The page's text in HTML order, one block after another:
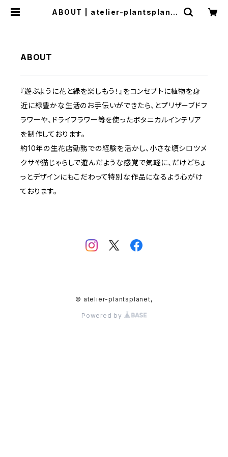
ABOUT | atelier-plantsplane
ABOUT
『遊ぶように花と緑を楽しもう！』をコンセプトに植物を身
近に緑豊かな生活のお手伝いができたら、とプリザーブドフ
ラワーや、ドライフラワー等を使ったボタニカルインテリア
を制作しております。
約10年の生花店勤務での経験を活かし、小さな頃シロツメ
クサや猫じゃらしで遊んだような感覚で気軽に、だけどちょ
っとデザインにもこだわって特別な作品になるよう心がけ
ております。
© atelier-plantsplanet,
Powered by